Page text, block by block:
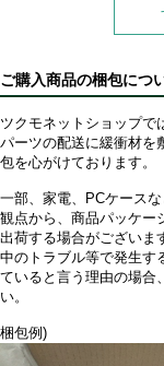
（そこまで使い込んで
る。
粗悪すぎて全く使えな
スやキーボードに比べ
おく為に購入したので
きないですね。
逆に軽くて子供だと扱
私は生涯独身なので子
ご購入商品の梱包につ
ツクモネットショップで
パーツの配送に緩衝材を
包を心がけております。
一部、家電、PCケース
観点から、商品パッケー
出荷する場合がございま
中のトラブル等で発生す
ていると言う理由の場合
い。
梱包例)